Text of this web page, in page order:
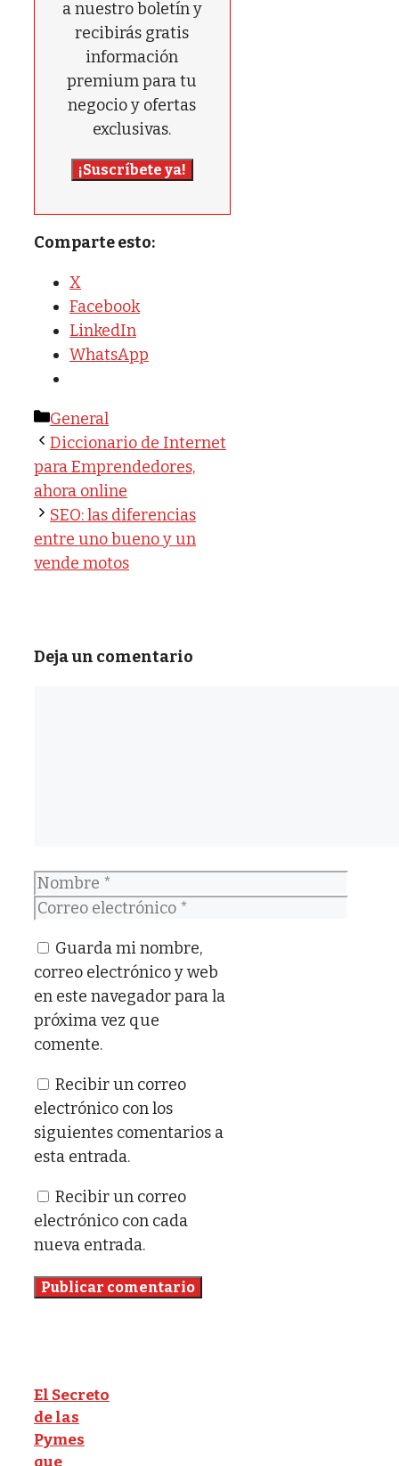
a nuestro boletín y
recibirás gratis
información
premium para tu
negocio y ofertas
exclusivas.
¡Suscríbete ya!
Comparte esto:
X
Facebook
LinkedIn
WhatsApp
Categorías
General
Diccionario de Internet
para Emprendedores,
ahora online
SEO: las diferencias
entre uno bueno y un
vende motos
Deja un comentario
Nombre
Correo
Guarda mi nombre,
correo electrónico y web
en este navegador para la
próxima vez que
comente.
Recibir un correo
electrónico con los
siguientes comentarios a
esta entrada.
Recibir un correo
electrónico con cada
nueva entrada.
El Secreto
de las
Pymes
que